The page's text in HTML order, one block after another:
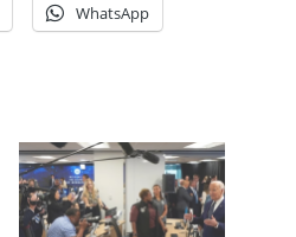
WhatsApp